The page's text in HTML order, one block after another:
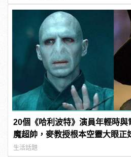
20個《哈利波特》演員年輕時
魔超帥，麥教授根本空靈大眼正
生活話題